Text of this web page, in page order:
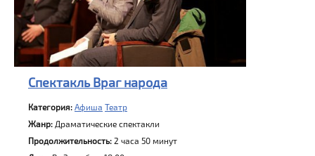
Спектакль Враг народа
Категория: Афиша Театр
Жанр: Драматические спектакли
Продолжительность: 2 часа 50 минут